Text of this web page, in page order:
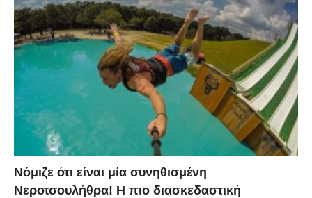
Νόμιζε ότι είναι μία συνηθισμένη
Νεροτσουλήθρα! Η πιο διασκεδαστική